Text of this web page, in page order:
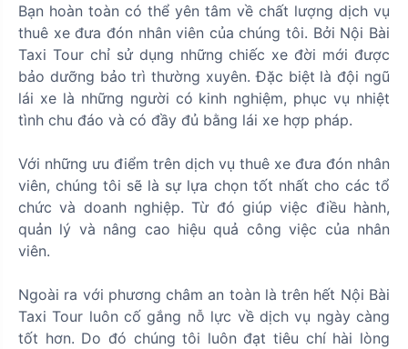
Bạn hoàn toàn có thể yên tâm về chất lượng dịch vụ
thuê xe đưa đón nhân viên của chúng tôi. Bởi Nội Bài
Taxi Tour chỉ sử dụng những chiếc xe đời mới được
bảo dưỡng bảo trì thường xuyên. Đặc biệt là đội ngũ
lái xe là những người có kinh nghiệm, phục vụ nhiệt
tình chu đáo và có đầy đủ bằng lái xe hợp pháp.
Với những ưu điểm trên dịch vụ thuê xe đưa đón nhân
viên, chúng tôi sẽ là sự lựa chọn tốt nhất cho các tổ
chức và doanh nghiệp. Từ đó giúp việc điều hành,
quản lý và nâng cao hiệu quả công việc của nhân
viên.
Ngoài ra với phương châm an toàn là trên hết Nội Bài
Taxi Tour luôn cố gắng nỗ lực về dịch vụ ngày càng
tốt hơn. Do đó chúng tôi luôn đạt tiêu chí hài lòng